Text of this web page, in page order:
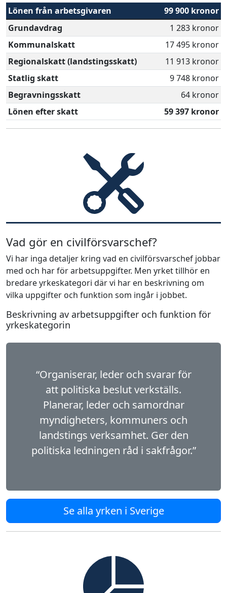
Lönen från arbetsgivaren
99 900 kronor
Grundavdrag
1 283 kronor
Kommunalskatt
17 495 kronor
Regionalskatt (landstingsskatt)
11 913 kronor
Statlig skatt
9 748 kronor
Begravningsskatt
64 kronor
Lönen efter skatt
59 397 kronor
Vad gör en civilförsvarschef?
Vi har inga detaljer kring vad en civilförsvarschef jobbar
med och har för arbetsuppgifter. Men yrket tillhör en
bredare yrkeskategori där vi har en beskrivning om
vilka uppgifter och funktion som ingår i jobbet.
Beskrivning av arbetsuppgifter och funktion för
yrkeskategorin
“Organiserar, leder och svarar för
att politiska beslut verkställs.
Planerar, leder och samordnar
myndigheters, kommuners och
landstings verksamhet. Ger den
politiska ledningen råd i sakfrågor.”
Se alla yrken i Sverige